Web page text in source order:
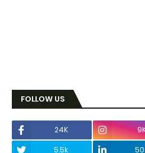
FOLLOW US
24K
5.5k